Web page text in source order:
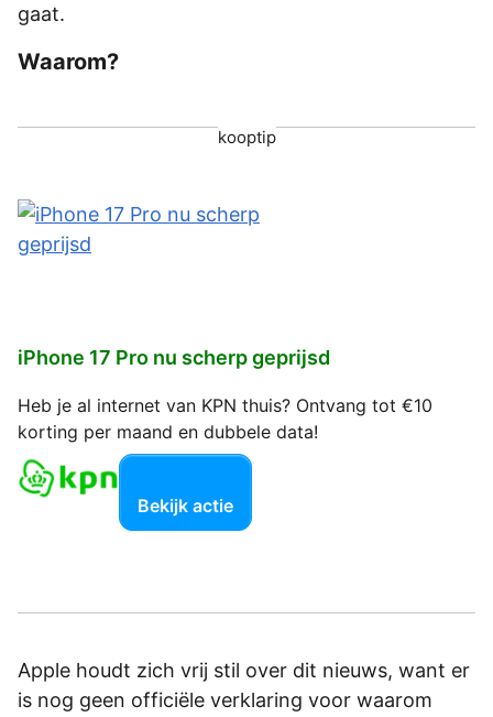
gaat.
Waarom?
kooptip
iPhone 17 Pro nu scherp geprijsd
Heb je al internet van KPN thuis? Ontvang tot €10
korting per maand en dubbele data!
Bekijk actie
Apple houdt zich vrij stil over dit nieuws, want er
is nog geen officiële verklaring voor waarom